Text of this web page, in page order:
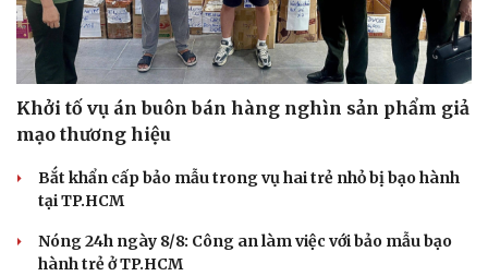
Khởi tố vụ án buôn bán hàng nghìn sản phẩm giả
mạo thương hiệu
Bắt khẩn cấp bảo mẫu trong vụ hai trẻ nhỏ bị bạo hành
tại TP.HCM
Nóng 24h ngày 8/8: Công an làm việc với bảo mẫu bạo
hành trẻ ở TP.HCM